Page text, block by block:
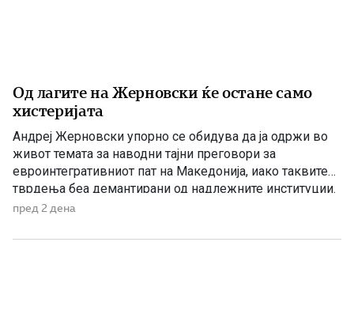
Од лагите на Жерновски ќе остане само
хистеријата
Андреј Жерновски упорно се обидува да ја одржи во
живот темата за наводни тајни преговори за
евроинтегративниот пат на Македонија, иако таквите
тврдења беа демантирани од надлежните институции.
Како што им пукна меурот од сапуница наречен
конструкција – дека власта тајно се подготвува да го
пред 2 дена